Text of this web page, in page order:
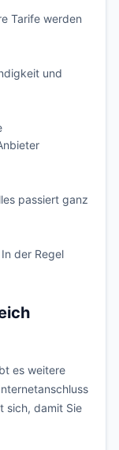
Tarife werden
und
passiert ganz
der Regel
es weitere
sich, damit Sie